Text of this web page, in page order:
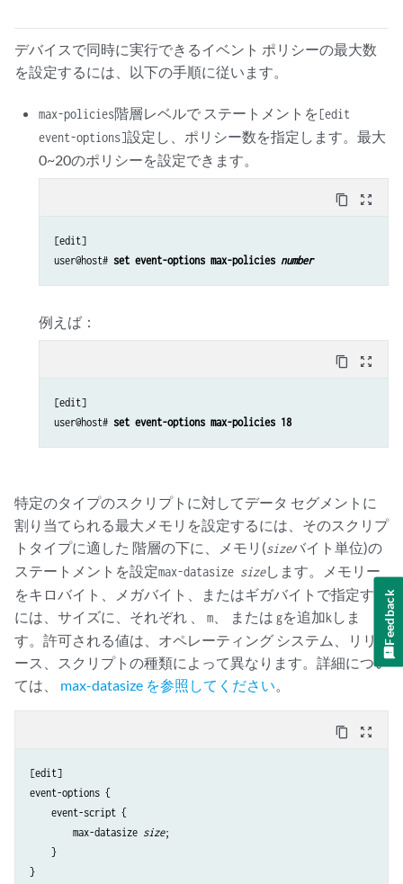
デバイスで同時に実行できるイベント ポリシーの最大数
を設定するには、以下の手順に従います。
max-policies階層レベルで ステートメントを[edit
event-options]設定し、ポリシー数を指定します。最大
0~20のポリシーを設定できます。
content_copy zoom_out_map
[edit]
user@host# set event-options max-policies number
例えば：
content_copy zoom_out_map
[edit]
user@host#
特定のタイプのスクリプトに対してデータ セグメントに
割り当てられる最大メモリを設定するには、そのスクリプ
トタイプに適した 階層の下に、メモリ(sizeバイト単位)の
ステートメントを設定max-datasize sizeします。メモリー
をキロバイト、メガバイト、またはギガバイトで指定する
には、サイズに、それぞれ 、 m 、 または gを追加k しま
す。許可される値は、オペレーティング システム、リリ
ース、スクリプトの種類によって異なります。詳細につい
ては、 max-datasize を参照してください。
content_copy zoom_out_map
[edit]
event-options {
    event-script {
        max-datasize
size;
    }
}
Feedback